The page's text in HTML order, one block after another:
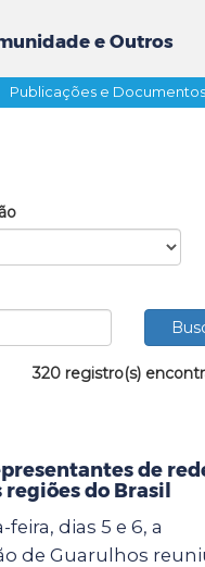
e Outros
Publicações e Documentos
320 registro(s)
de
do Brasil
dias 5 e 6, a
de Guarulhos